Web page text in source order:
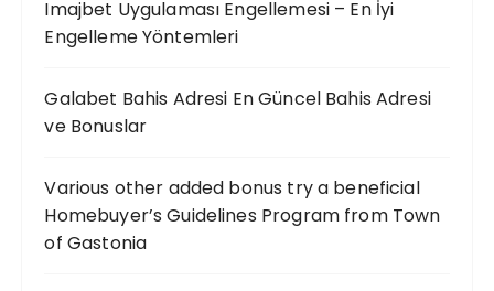
Imajbet Uygulaması Engellemesi – En İyi
Engelleme Yöntemleri
Galabet Bahis Adresi En Güncel Bahis Adresi
ve Bonuslar
Various other added bonus try a beneficial
Homebuyer’s Guidelines Program from Town
of Gastonia